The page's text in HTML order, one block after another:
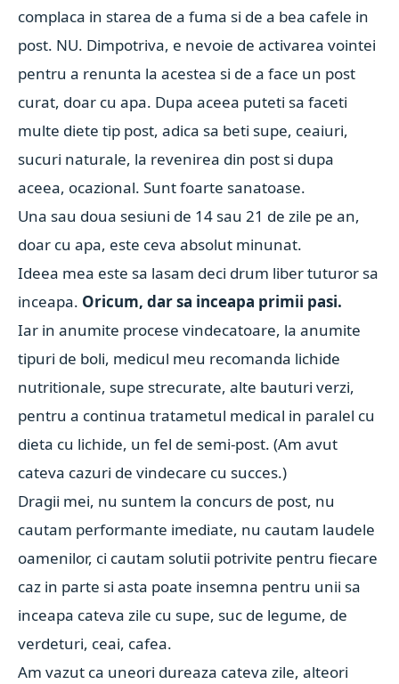
complaca in starea de a fuma si de a bea cafele in
post. NU. Dimpotriva, e nevoie de activarea vointei
pentru a renunta la acestea si de a face un post
curat, doar cu apa. Dupa aceea puteti sa faceti
multe diete tip post, adica sa beti supe, ceaiuri,
sucuri naturale, la revenirea din post si dupa
aceea, ocazional. Sunt foarte sanatoase.
Una sau doua sesiuni de 14 sau 21 de zile pe an,
doar cu apa, este ceva absolut minunat.
Ideea mea este sa lasam deci drum liber tuturor sa
inceapa. Oricum, dar sa inceapa primii pasi.
Iar in anumite procese vindecatoare, la anumite
tipuri de boli, medicul meu recomanda lichide
nutritionale, supe strecurate, alte bauturi verzi,
pentru a continua tratametul medical in paralel cu
dieta cu lichide, un fel de semi-post. (Am avut
cateva cazuri de vindecare cu succes.)
Dragii mei, nu suntem la concurs de post, nu
cautam performante imediate, nu cautam laudele
oamenilor, ci cautam solutii potrivite pentru fiecare
caz in parte si asta poate insemna pentru unii sa
inceapa cateva zile cu supe, suc de legume, de
verdeturi, ceai, cafea.
Am vazut ca uneori dureaza cateva zile, alteori